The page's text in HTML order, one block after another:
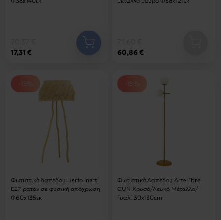
17,31 €
60,86 €
-15%
Φωτιστικό δαπέδου Herfo Inart
Ε27 ρατάν σε φυσική απόχρωση
Φ60x135εκ
-15%
Φωτιστικό Δαπέδου ArteLibre
GUN Χρυσό/Λευκό Μέταλλο/
Γυαλί 30x130cm